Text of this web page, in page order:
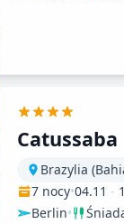
Catussaba
Brazylia
7 nocy•04.11 -
Berlin•